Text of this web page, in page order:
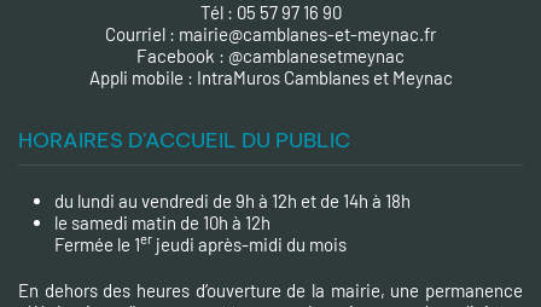
Tél : 05 57 97 16 90
Courriel : mairie@camblanes-et-meynac.fr
Facebook : @camblanesetmeynac
Appli mobile : IntraMuros Camblanes et Meynac
HORAIRES D'ACCUEIL DU PUBLIC
du lundi au vendredi de 9h à 12h et de 14h à 18h
le samedi matin de 10h à 12h
Fermée le 1er jeudi après-midi du mois
En dehors des heures d’ouverture de la mairie, une permanence